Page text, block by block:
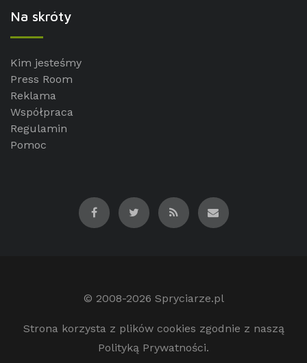
Na skróty
Kim jesteśmy
Press Room
Reklama
Współpraca
Regulamin
Pomoc
© 2008-2026 Spryciarze.pl
Strona korzysta z plików cookies zgodnie z naszą
Polityką Prywatności.